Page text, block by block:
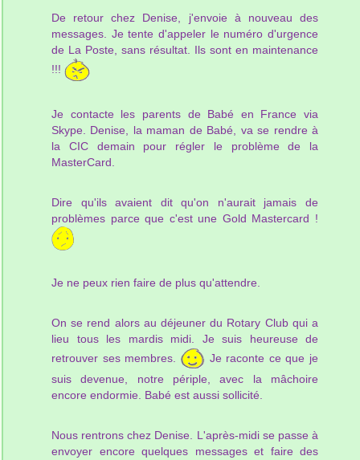
De retour chez Denise, j'envoie à nouveau des
messages. Je tente d'appeler le numéro d'urgence
de La Poste, sans résultat. Ils sont en maintenance
!!!
Je contacte les parents de Babé en France via
Skype. Denise, la maman de Babé, va se rendre à
la CIC demain pour régler le problème de la
MasterCard.
Dire qu'ils avaient dit qu'on n'aurait jamais de
problèmes parce que c'est une Gold Mastercard !
Je ne peux rien faire de plus qu'attendre.
On se rend alors au déjeuner du Rotary Club qui a
lieu tous les mardis midi. Je suis heureuse de
retrouver ses membres.
Je raconte ce que je
suis devenue, notre périple, avec la mâchoire
encore endormie. Babé est aussi sollicité.
Nous rentrons chez Denise. L'après-midi se passe à
envoyer encore quelques messages et faire des